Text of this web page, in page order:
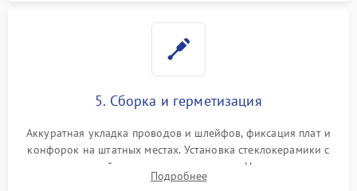
5. Сборка и герметизация
Аккуратная укладка проводов и шлейфов, фиксация плат и
конфорок на штатных местах. Установка стеклокерамики с
проверкой равномерности зазоров. Нанесение
термостойкого герметика или укладка уплотнительной
Подробнее